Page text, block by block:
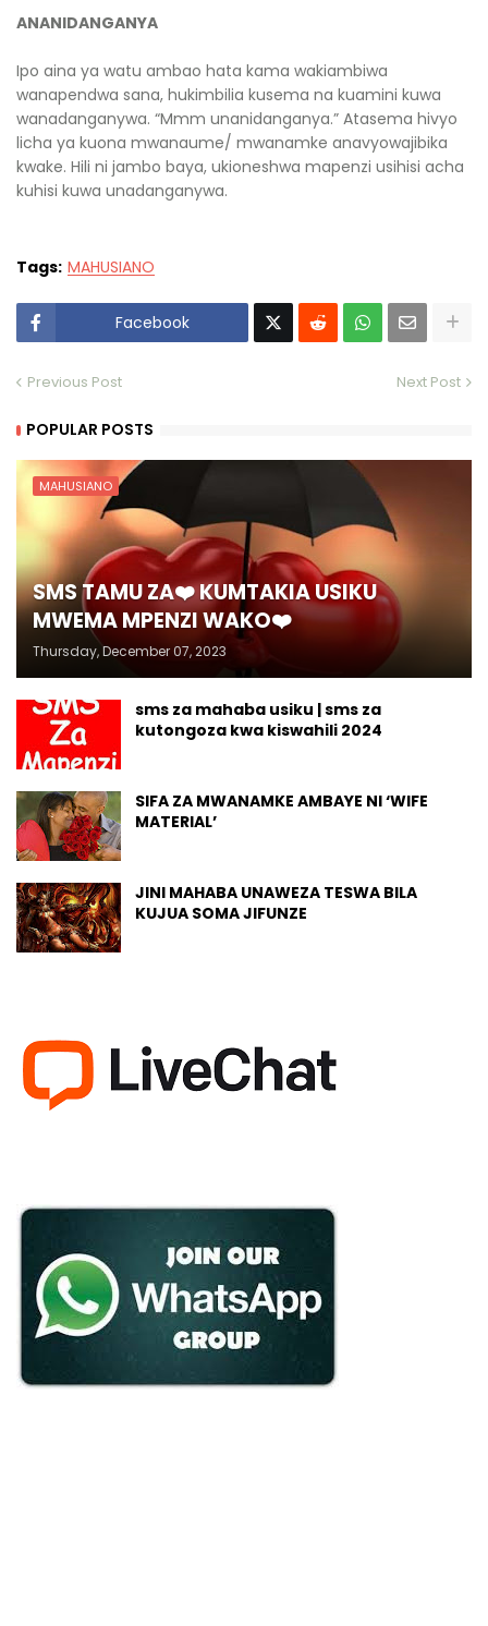
ANANIDANGANYA
Ipo aina ya watu ambao hata kama wakiambiwa
wanapendwa sana, hukimbilia kusema na kuamini kuwa
wanadanganywa. “Mmm unanidanganya.” Atasema hivyo
licha ya kuona mwanaume/ mwanamke anavyowajibika
kwake. Hili ni jambo baya, ukioneshwa mapenzi usihisi acha
kuhisi kuwa unadanganywa.
Tags: MAHUSIANO
Facebook
Previous Post Next Post
POPULAR POSTS
MAHUSIANO
SMS TAMU ZA❤️ KUMTAKIA USIKU
MWEMA MPENZI WAKO❤️
Thursday, December 07, 2023
sms za mahaba usiku | sms za
kutongoza kwa kiswahili 2024
SIFA ZA MWANAMKE AMBAYE NI ‘WIFE
MATERIAL’
JINI MAHABA UNAWEZA TESWA BILA
KUJUA SOMA JIFUNZE